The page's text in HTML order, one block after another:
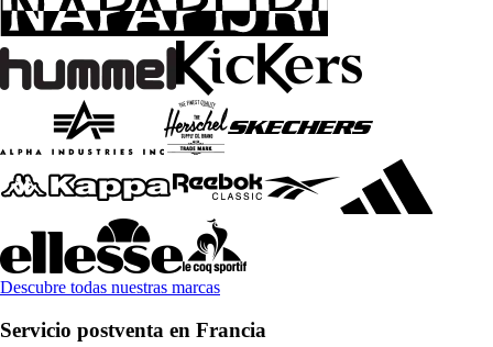
Descubre todas nuestras marcas
Servicio postventa en Francia